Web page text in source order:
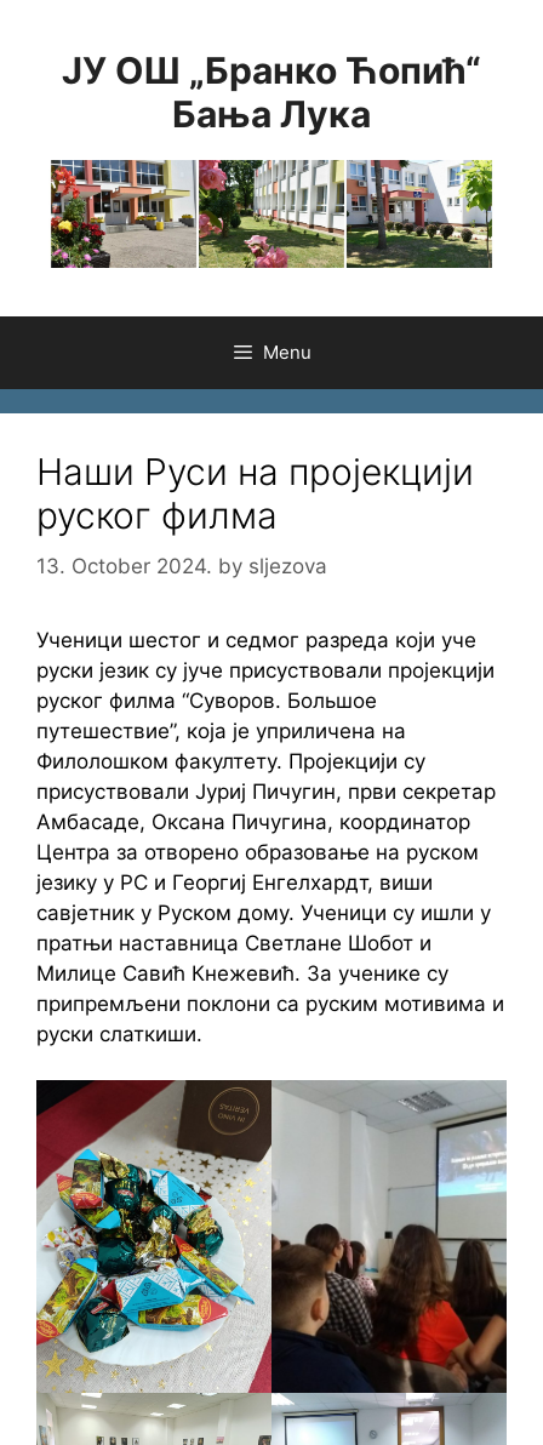
contentЈУ ОШ „Бранко Ћопић“
Бања Лука
Menu
Наши Руси на пројекцији
руског филма
13. October 2024. by sljezova
Ученици шестог и седмог разреда који уче
руски језик су јуче присуствовали пројекцији
руског филма “Суворов. Большое
путешествие”, која је уприличена на
Филолошком факултету. Пројекцији су
присуствовали Јуриј Пичугин, први секретар
Амбасаде, Оксана Пичугина, координатор
Центра за отворено образовање на руском
језику у РС и Георгиј Енгелхардт, виши
савјетник у Руском дому. Ученици су ишли у
пратњи наставница Светлане Шобот и
Милице Савић Кнежевић. За ученике су
припремљени поклони са руским мотивима и
руски слаткиши.